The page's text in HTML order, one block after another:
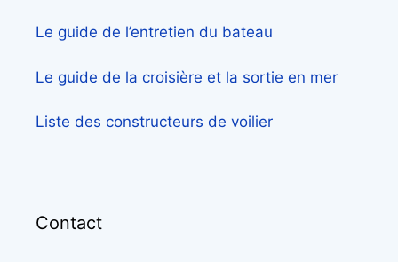
Le guide de l’entretien du bateau
Le guide de la croisière et la sortie en mer
Liste des constructeurs de voilier
Contact